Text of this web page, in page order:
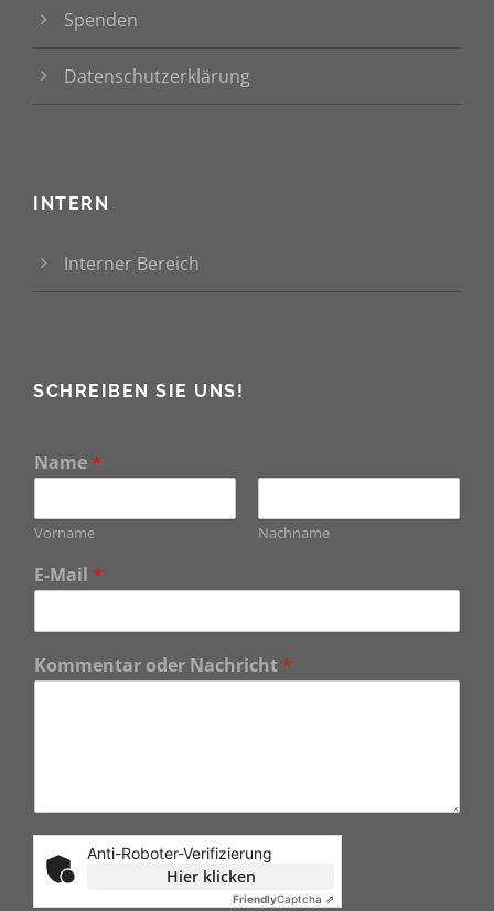
Spenden
Datenschutzerklärung
INTERN
Interner Bereich
SCHREIBEN SIE UNS!
Name *
Vorname Nachname
E-Mail *
Kommentar oder Nachricht *
Anti-Roboter-Verifizierung
Hier klicken
FriendlyCaptcha ⇗